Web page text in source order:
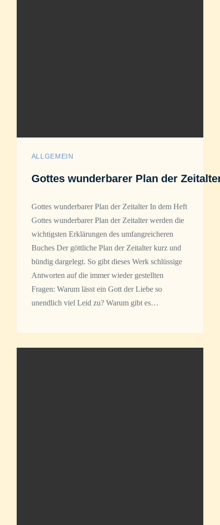
ALLGEMEIN
Gottes wunderbarer Plan der
Gottes wunderbarer Plan der Zeitalter In dem Heft
Gottes wunderbarer Plan der Zeitalter werden die
wichtigsten Erklärungen des umfangreicheren
Buches Der göttliche Plan der Zeitalter kurz und
bündig dargelegt. So gibt dieses Werk schlüssige
Antworten auf die immer wieder gestellten
Fragen: Warum lässt ein Gott der Liebe so
unendlich viel Leid zu? Warum gibt es…